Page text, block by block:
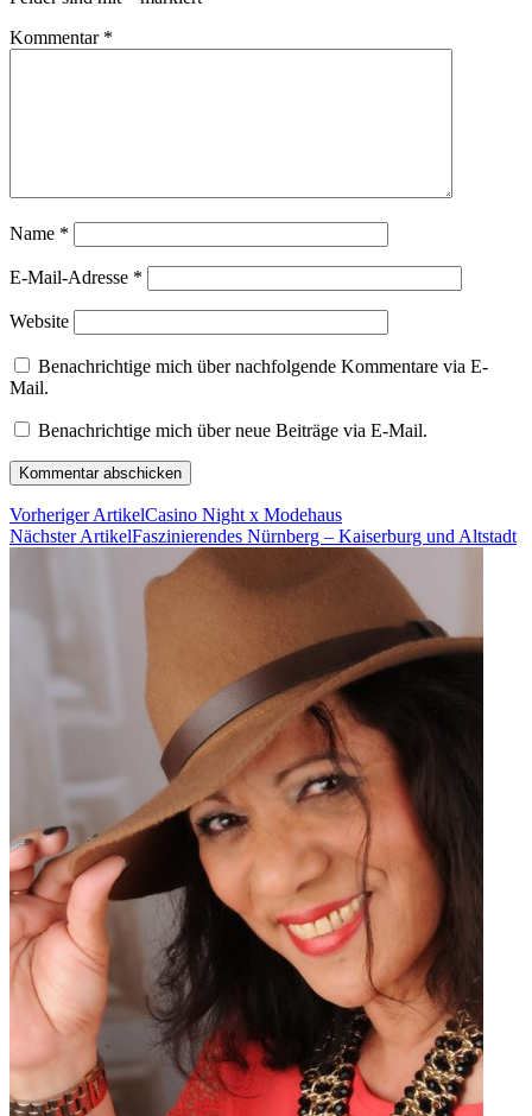
Kommentar *
Name *
E-Mail-Adresse *
Website
Benachrichtige mich über nachfolgende Kommentare via E-
Mail.
Benachrichtige mich über neue Beiträge via E-Mail.
Vorheriger ArtikelCasino Night x Modehaus
Nächster ArtikelFaszinierendes Nürnberg – Kaiserburg und Altstadt